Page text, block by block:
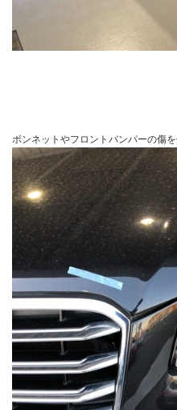
ボンネットやフロントバンパーの傷を